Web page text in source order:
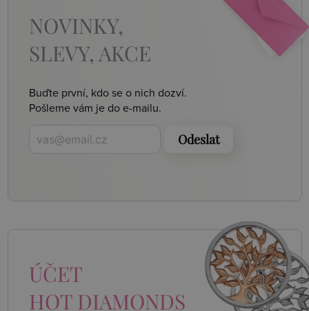
NOVINKY,
SLEVY, AKCE
Buďte první, kdo se o nich dozví.
Pošleme vám je do e-mailu.
Odeslat
ÚČET
HOT DIAMONDS